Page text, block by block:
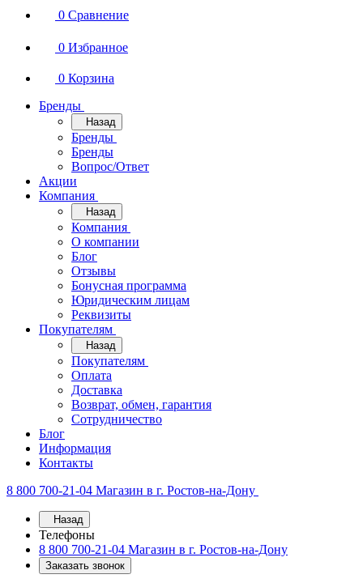
0 Сравнение
0 Избранное
0 Корзина
Бренды
Назад
Бренды
Бренды
Вопрос/Ответ
Акции
Компания
Назад
Компания
О компании
Блог
Отзывы
Бонусная программа
Юридическим лицам
Реквизиты
Покупателям
Назад
Покупателям
Оплата
Доставка
Возврат, обмен, гарантия
Сотрудничество
Блог
Информация
Контакты
8 800 700-21-04 Магазин в г. Ростов-на-Дону
Назад
Телефоны
8 800 700-21-04 Магазин в г. Ростов-на-Дону
Заказать звонок